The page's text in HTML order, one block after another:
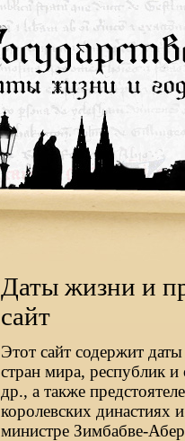
Даты жизни и
сайт
Этот сайт содержит
стран мира, республик и
др., а также
королевских династиях
министре Зимбабве-